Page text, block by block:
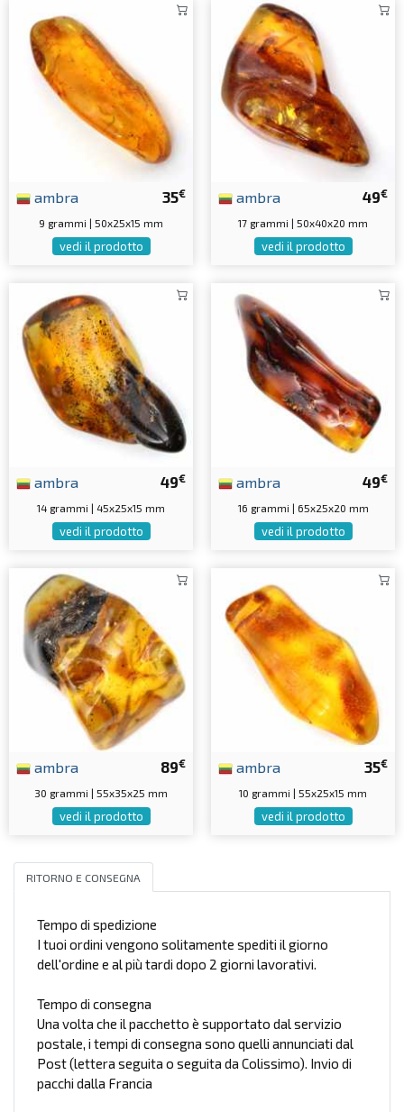
35€
ambra
9 grammi | 50x25x15 mm
vedi il prodotto
49€
ambra
17 grammi | 50x40x20 mm
vedi il prodotto
49€
ambra
14 grammi | 45x25x15 mm
vedi il prodotto
49€
ambra
16 grammi | 65x25x20 mm
vedi il prodotto
89€
ambra
30 grammi | 55x35x25 mm
vedi il prodotto
35€
ambra
10 grammi | 55x25x15 mm
vedi il prodotto
RITORNO E CONSEGNA
Tempo di spedizione
I tuoi ordini vengono solitamente spediti il giorno
dell'ordine e al più tardi dopo 2 giorni lavorativi.
Tempo di consegna
Una volta che il pacchetto è supportato dal servizio
postale, i tempi di consegna sono quelli annunciati dal
Post (lettera seguita o seguita da Colissimo). Invio di
pacchi dalla Francia